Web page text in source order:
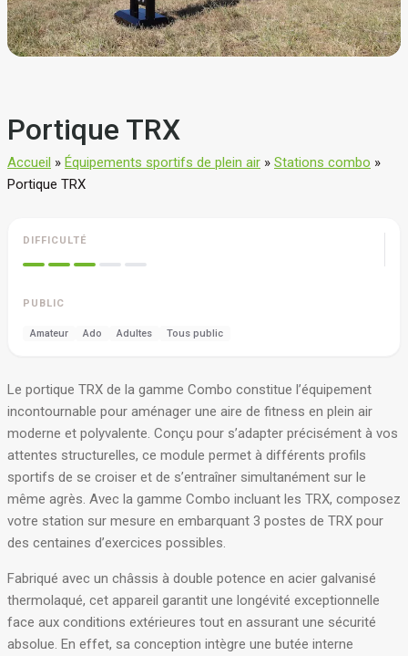
Portique TRX
Accueil » Équipements sportifs de plein air » Stations combo »
Portique TRX
DIFFICULTÉ
PUBLIC
Amateur Ado Adultes Tous public
Le portique TRX de la gamme Combo constitue l’équipement
incontournable pour aménager une aire de fitness en plein air
moderne et polyvalente . Conçu pour s’adapter précisément à vos
attentes structurelles, ce module permet à différents profils
sportifs de se croiser et de s’entraîner simultanément sur le
même agrès . Avec la gamme Combo incluant les TRX, composez
votre station sur mesure en embarquant 3 postes de TRX pour
des centaines d’exercices possibles
Fabriqué avec un châssis à double potence en acier galvanisé
thermolaqué, cet appareil garantit une longévité exceptionnelle
face aux conditions extérieures tout en assurant une sécurité
absolue . En effet, sa conception intègre une butée interne